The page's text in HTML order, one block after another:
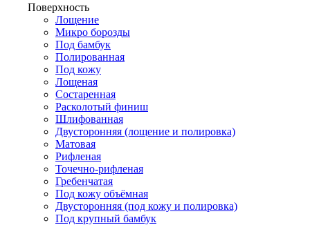
Поверхность
Лощение
Микро борозды
Под бамбук
Полированная
Под кожу
Лощеная
Состаренная
Расколотый финиш
Шлифованная
Двусторонняя (лощение и полировка)
Матовая
Рифленая
Точечно-рифленая
Гребенчатая
Под кожу объёмная
Двусторонняя (под кожу и полировка)
Под крупный бамбук